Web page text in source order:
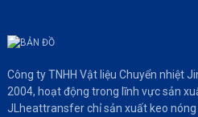
Công ty TNHH Vật liệu Chuyển nhiệt
2004, hoạt động trong lĩnh vực sản
JLheattransfer chỉ sản xuất keo